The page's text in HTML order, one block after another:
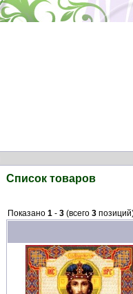
Список товаров
Показано 1 - 3 (всего 3